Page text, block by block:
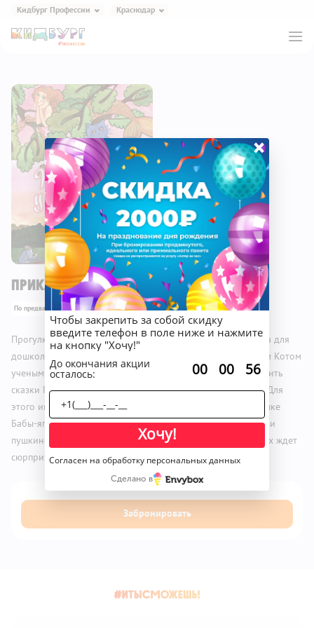
Кидбург Профессии
Кидбург Игра и Еда
Кидбург Эксперименты
Кидбург Сказки
Кидбург Кафе
Краснодар
Приключение у Лукоморья
По предварительной записи 6+
Прогулка по сказкам А.С. Пушкина. Увлекательная классика для
дошкольников и школьников. Ребята встретятся со старым Котом
ученым и, выполняя игровые задания, помогут ему вспомнить
сказки Пушкина и «распутать» все перепутанные сюжеты. Для
этого им предстоит побывать в подводном царстве, избушке
Бабы-яги и других сказочных местах, встретиться с героями
пушкинских сказок и разыграть одну из них. В финале всех ждет
сюрприз – встреча с самой Золотой Рыбкой!
Забронировать
×
Чтобы закрепить за собой скидку
введите телефон в поле ниже и нажмите
на кнопку "Хочу!"
До окончания акции
осталось: 00 00 56
Хочу!
Согласен на обработку персональных данных
Сделано в